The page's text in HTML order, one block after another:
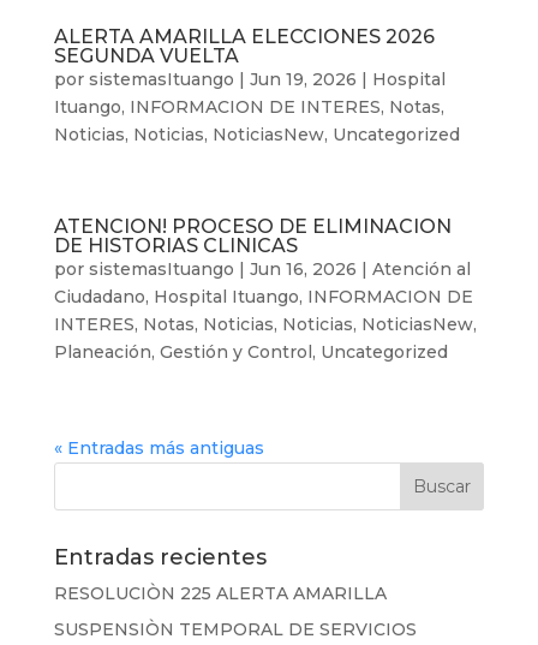
ALERTA AMARILLA ELECCIONES 2026
SEGUNDA VUELTA
por sistemasItuango | Jun 19, 2026 | Hospital
Ituango, INFORMACION DE INTERES, Notas,
Noticias, Noticias, NoticiasNew, Uncategorized
ATENCION! PROCESO DE ELIMINACION
DE HISTORIAS CLINICAS
por sistemasItuango | Jun 16, 2026 | Atención al
Ciudadano, Hospital Ituango, INFORMACION DE
INTERES, Notas, Noticias, Noticias, NoticiasNew,
Planeación, Gestión y Control, Uncategorized
« Entradas más antiguas
Entradas recientes
RESOLUCIÒN 225 ALERTA AMARILLA
SUSPENSIÒN TEMPORAL DE SERVICIOS